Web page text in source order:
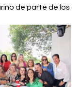
de parte de los